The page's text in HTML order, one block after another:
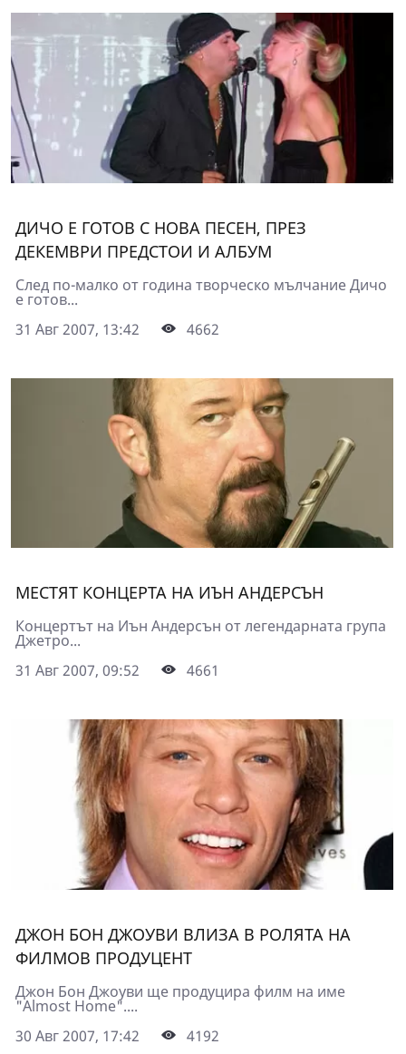
ДИЧО Е ГОТОВ С НОВА ПЕСЕН, ПРЕЗ
ДЕКЕМВРИ ПРЕДСТОИ И АЛБУМ
След по-малко от година творческо мълчание Дичо
е готов...
31 Авг 2007, 13:42
4662
МЕСТЯТ КОНЦЕРТА НА ИЪН АНДЕРСЪН
Концертът на Иън Андерсън от легендарната група
Джетро...
31 Авг 2007, 09:52
4661
ДЖОН БОН ДЖОУВИ ВЛИЗА В РОЛЯТА НА
ФИЛМОВ ПРОДУЦЕНТ
Джон Бон Джоуви ще продуцира филм на име
"Almost Home"....
30 Авг 2007, 17:42
4192